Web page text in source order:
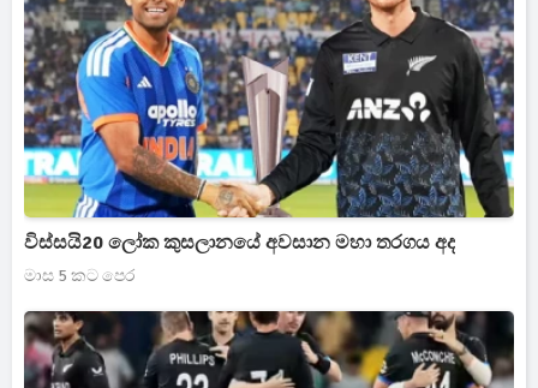
විස්සයි20 ලෝක කුසලානයේ අවසාන මහා තරගය අද
මාස 5 කට පෙර